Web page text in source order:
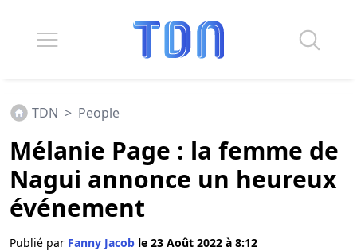
TDN > People
Mélanie Page : la femme de
Nagui annonce un heureux
événement
Publié par Fanny Jacob le 23 Août 2022 à 8:12